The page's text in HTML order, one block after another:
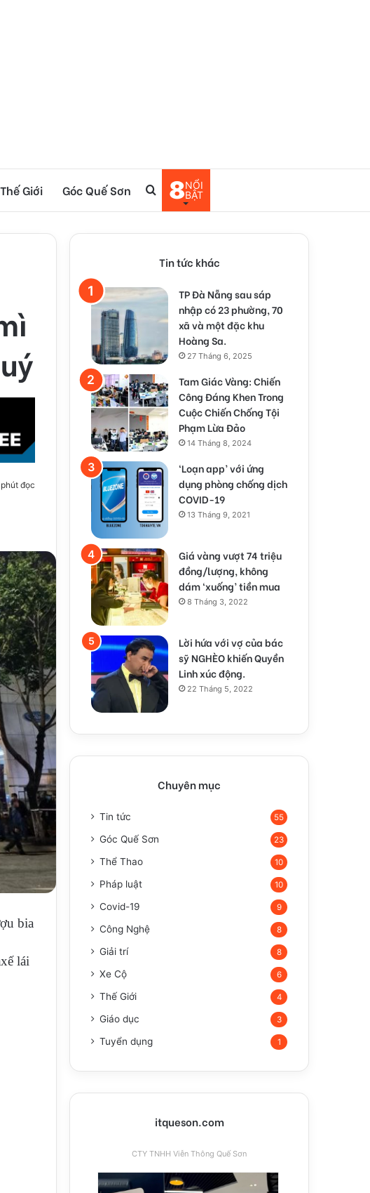
Thế Giới Góc Quế Sơn 8NỔI
BẬT
Tìm
kiếm
đọc
bia
lái
Tin tức khác
TP Đà Nẵng sau sáp
nhập có 23 phường, 70
xã và một đặc khu
Hoàng Sa.
27 Tháng 6, 2025
Tam Giác Vàng: Chiến
Công Đáng Khen Trong
Cuộc Chiến Chống Tội
Phạm Lừa Đảo
14 Tháng 8, 2024
‘Loạn app’ với ứng
dụng phòng chống dịch
COVID-19
13 Tháng 9, 2021
Giá vàng vượt 74 triệu
đồng/lượng, không
dám ‘xuống’ tiền mua
8 Tháng 3, 2022
Lời hứa với vợ của bác
sỹ NGHÈO khiến Quyền
Linh xúc động.
22 Tháng 5, 2022
Chuyên mục
Tin tức 55
Góc Quế Sơn 23
Thể Thao 10
Pháp luật 10
Covid-19 9
Công Nghệ 8
Giải trí 8
Xe Cộ 6
Thế Giới 4
Giáo dục 3
Tuyển dụng 1
itqueson.com
CTY TNHH Viễn Thông Quế Sơn